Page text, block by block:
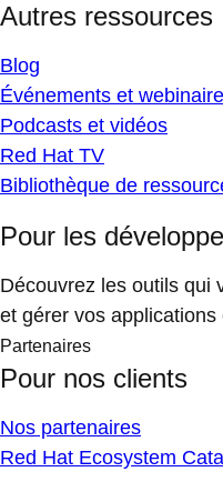
Autres ressources
Blog
Événements et
Podcasts et vidéos
Red Hat TV
Bibliothèque de
Pour les
Découvrez les outils qui
et gérer vos
Partenaires
Pour nos clients
Nos partenaires
Red Hat Ecosystem